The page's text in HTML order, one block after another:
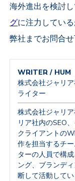
海外進出を検討
グに注力してい
弊社までお問合せ
WRITER / HUM
株式会社ジャリ
ライター
株式会社ジャリ
リア社内のSEO
クライアントの
作を担当するチ
ターの人員で構
ング、ブランデ
断して活動してい